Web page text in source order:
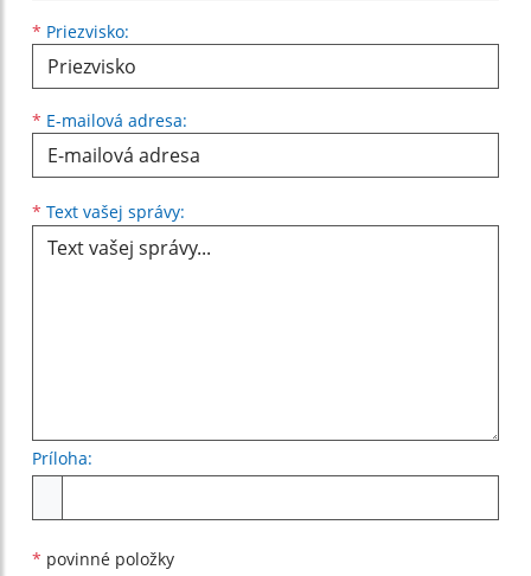
* Priezvisko:
* E-mailová adresa:
* Text vašej správy:
Príloha:
* povinné položky